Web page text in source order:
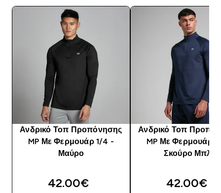
Ανδρικό Τοπ Προπόνησης
MP Με Φερμουάρ 1/4 -
Μαύρο
42.00€‎
Ανδρικό Τοπ
MP Με Φερμουάρ
Σκούρο Μπλε
42.00€‎